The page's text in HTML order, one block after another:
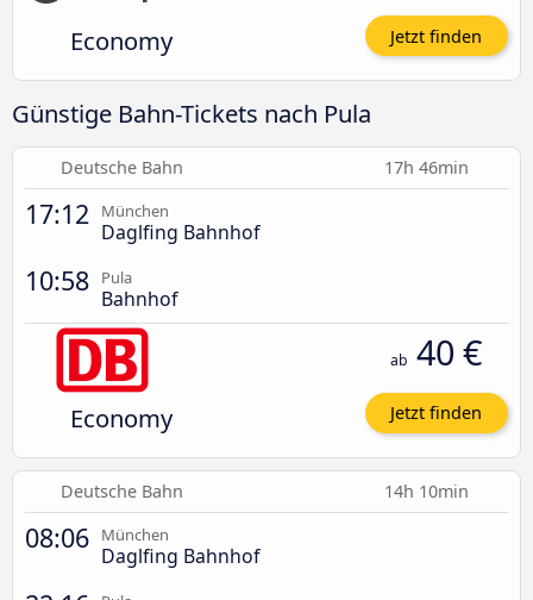
Economy Jetzt finden
Günstige Bahn-Tickets nach Pula
Deutsche Bahn 17h 46min
17:12 München
Daglfing Bahnhof
10:58 Pula
Bahnhof
Economy
ab 40 €
Jetzt finden
Deutsche Bahn 14h 10min
08:06 München
Daglfing Bahnhof